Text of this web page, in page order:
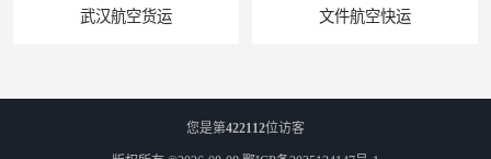
文件航空快运 专业空运公司
您是第422112位访客